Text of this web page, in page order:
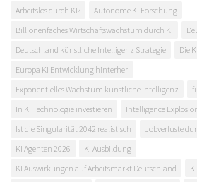
Arbeitslos durch KI?
Autonome KI Forschung
Billionenfaches Wirtschaftswachstum durch KI
Deutschland künstliche Intelligenz Strategie
Die
Europa KI Entwicklung hinterher
Exponentielles Wachstum künstliche Intelligenz
In KI Technologie investieren
Intelligence
Ist die Singularität 2042 realistisch
Jobverluste
KI Agenten 2026
KI Ausbildung
KI Auswirkungen auf Arbeitsmarkt Deutschland